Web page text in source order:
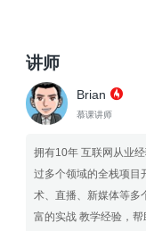
讲师
Brian
慕课讲师
拥有10年 互联网从业
过多个领域的全栈项目
术、直播、新媒体等多
富的实战 教学经验，